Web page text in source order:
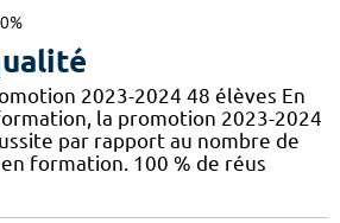
2023-2024 48 élèves En
la promotion 2023-2024
par rapport au nombre de
formation. 100 % de réus